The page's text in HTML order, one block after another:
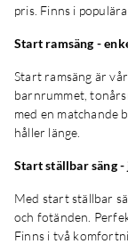
pris. Finns i
Start ramsäng -
Start ramsäng är
barnrummet,
med en matchande
håller länge.
Start ställbar säng
Med start ställbar
och fotänden.
Finns i två